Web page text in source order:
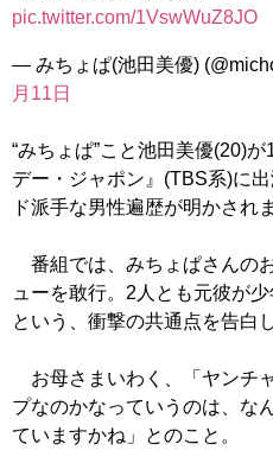
pic.twitter.com/1VswWuZ8JO
— みちょぱ(池田美優)
月11日
“みちょぱ”こと池田美優(20)
デー・ジャポン』(TBS系)に
ド派手な男性遍歴が明かされ
番組では、みちょぱさんの
ューを敢行。2人とも元彼が
という、衝撃の共通点を告白
お母さまいわく、「ヤンチ
プなのかなっていうのは、な
ていますかね」とのこと。